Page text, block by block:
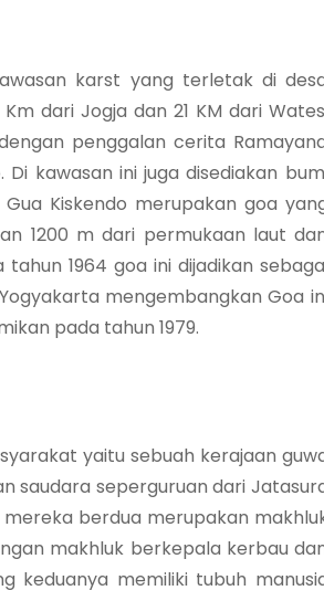
karst yang terletak di
dari Jogja dan 21 KM dari
penggalan cerita
kawasan ini juga disediakan
Kiskendo merupakan goa
1200 m dari permukaan laut
1964 goa ini dijadikan
mengembangkan Goa
pada tahun 1979.
yaitu sebuah kerajaan
saudara seperguruan dari
berdua merupakan
makhluk berkepala kerbau
keduanya memiliki tubuh